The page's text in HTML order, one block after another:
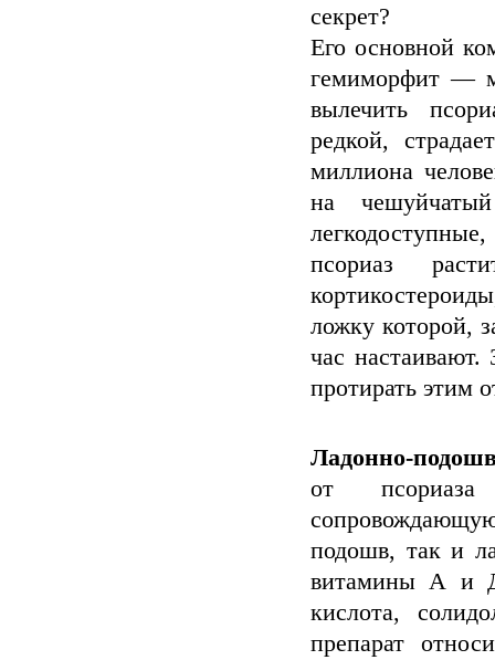
секрет?
Его основной
гемиморфит —
вылечить
редкой,
миллиона
на
псориаз
ложку которой,
час настаивают.
протирать этим
Ладонно-
от
подошв, так и
витамины А и
кислота,
препарат